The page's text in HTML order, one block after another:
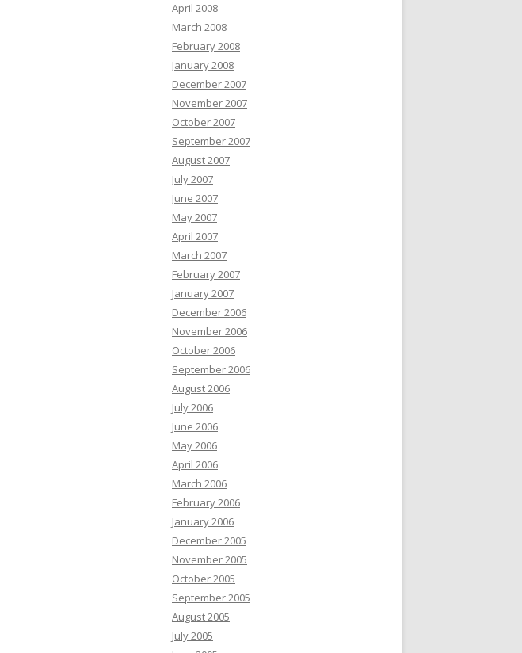
April 2008
March 2008
February 2008
January 2008
December 2007
November 2007
October 2007
September 2007
August 2007
July 2007
June 2007
May 2007
April 2007
March 2007
February 2007
January 2007
December 2006
November 2006
October 2006
September 2006
August 2006
July 2006
June 2006
May 2006
April 2006
March 2006
February 2006
January 2006
December 2005
November 2005
October 2005
September 2005
August 2005
July 2005